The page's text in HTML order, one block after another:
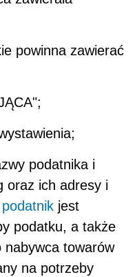
powinna zawierać
podatnika i
oraz ich adresy i
podatnik jest
podatku, a także
towarów
na potrzeby